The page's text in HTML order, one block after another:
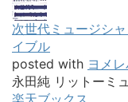
次世代ミュージシ
イブル
posted with ヨメ
永田純 リットーミ